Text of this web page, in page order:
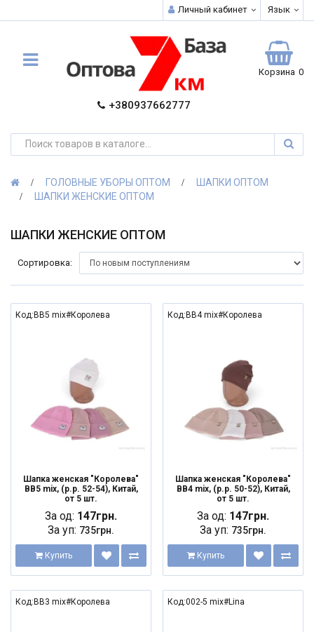
Личный кабинет Язык
+380937662777
Корзина 0
ГОЛОВНЫЕ УБОРЫ ОПТОМ
ШАПКИ ОПТОМ
ШАПКИ ЖЕНСКИЕ ОПТОМ
ШАПКИ ЖЕНСКИЕ ОПТОМ
Сортировка:
Код:BB5 mix#Королева
Шапка женская "Королева"
BB5 mix, (р.р. 52-54), Китай,
от 5 шт.
За од: 147грн.
За уп: 735грн.
Купить
Код:BB4 mix#Королева
Шапка женская "Королева"
BB4 mix, (р.р. 50-52), Китай,
от 5 шт.
За од: 147грн.
За уп: 735грн.
Купить
Код:BB3 mix#Королева Код:002-5 mix#Lina